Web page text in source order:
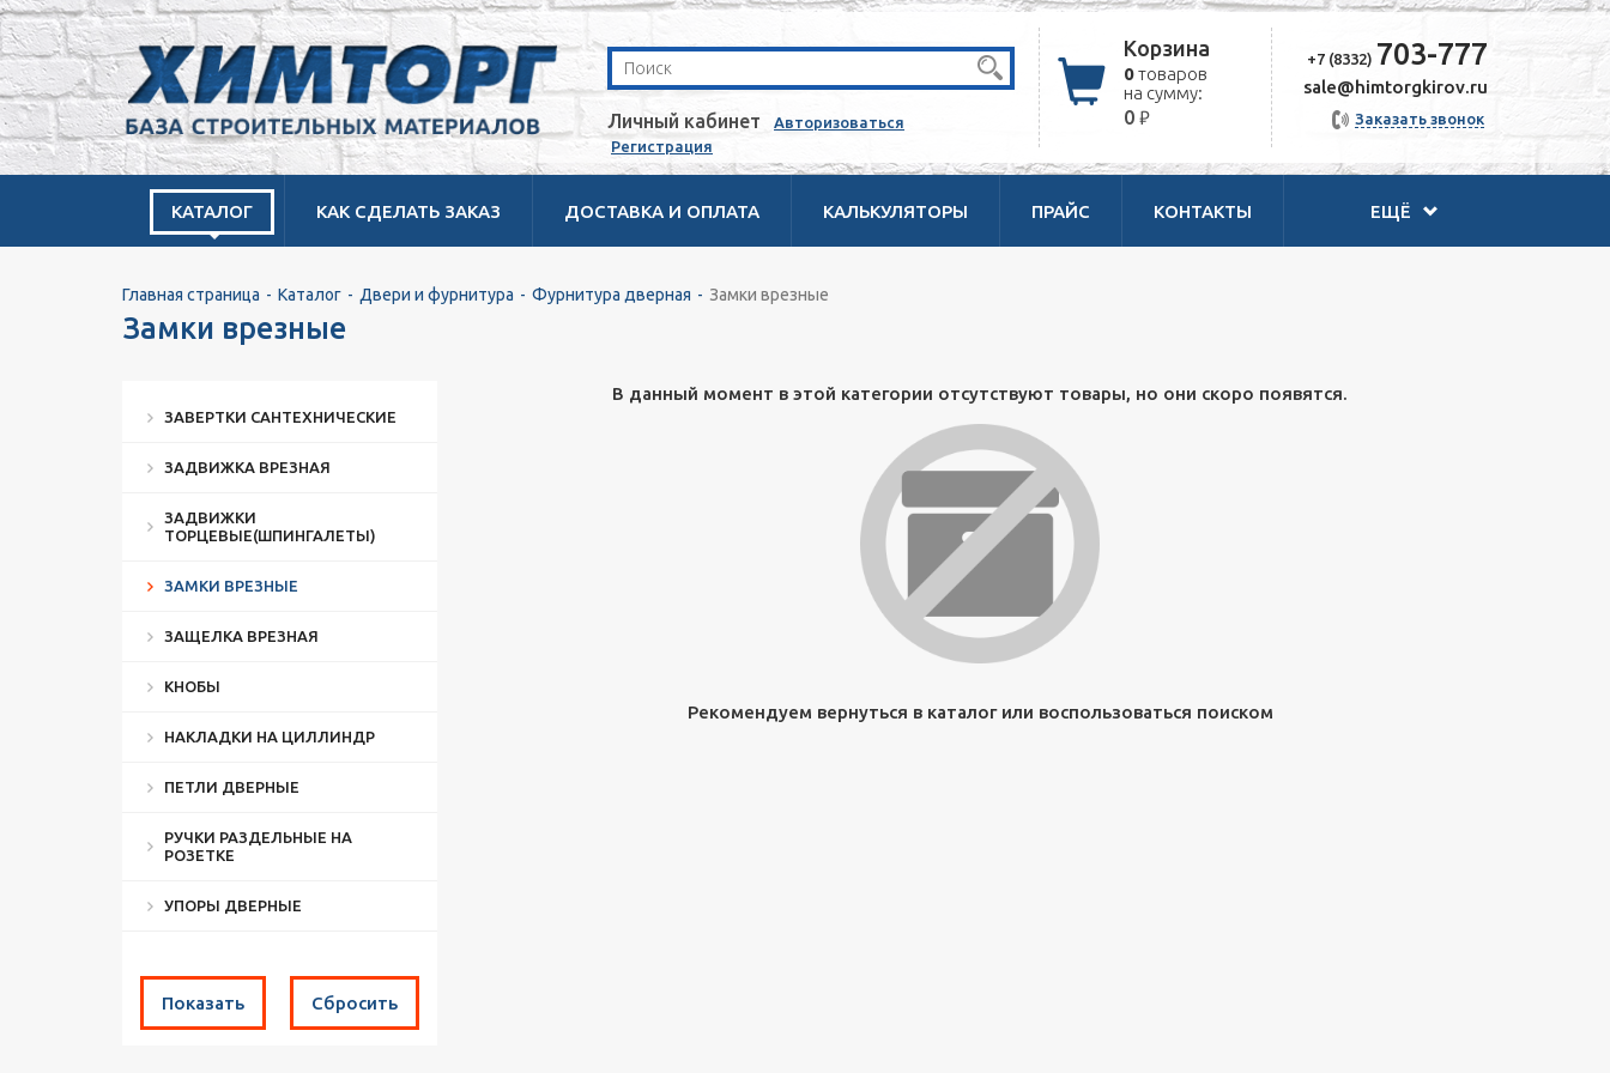
Личный кабинет
Авторизоваться
Регистрация
Корзина
0товаров
на сумму:
0 ₽
+7 (8332) 703-777
sale@himtorgkirov.ru
Заказать звонок
КАТАЛОГ КАК СДЕЛАТЬ ЗАКАЗ ДОСТАВКА И ОПЛАТА КАЛЬКУЛЯТОРЫ ПРАЙС КОНТАКТЫ ЕЩЁ
Главная страница Каталог Двери и фурнитура Фурнитура дверная Замки врезные
Замки врезные
ЗАВЕРТКИ САНТЕХНИЧЕСКИЕ
ЗАДВИЖКА ВРЕЗНАЯ
ЗАДВИЖКИ
ТОРЦЕВЫЕ(ШПИНГАЛЕТЫ)
ЗАМКИ ВРЕЗНЫЕ
ЗАЩЕЛКА ВРЕЗНАЯ
КНОБЫ
НАКЛАДКИ НА ЦИЛЛИНДР
ПЕТЛИ ДВЕРНЫЕ
РУЧКИ РАЗДЕЛЬНЫЕ НА
РОЗЕТКЕ
УПОРЫ ДВЕРНЫЕ
В данный момент в этой категории отсутствуют товары, но они скоро появятся.
Рекомендуем вернуться в каталог или воспользоваться поиском